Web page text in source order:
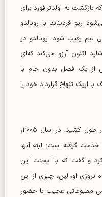
بازگشت به اولدترافورد برای
ریو فردیناند با رونالدو
تیم رقیب شود. رونالدو در
اکنون آرزو می‌کند که‌ای
از یک فصل بدون جام با
اریک تنهاخ قرارداد خود را
هایجک این هافبک نیجریه‌ای یک سال طول کشید. در سال ۲۰۰۵،
خدمت گرفته است؛ البته آنها
و گفت که با ایجنت این
نروژی او، لین، چیزی از این
مطبوعاتی عجیب با حضور